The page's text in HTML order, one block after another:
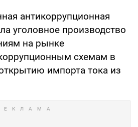
антикоррупционная
уголовное производство
на рынке
схемам в
импорта тока из